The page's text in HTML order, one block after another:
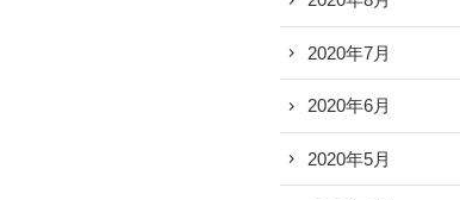
2020年7月
2020年6月
2020年5月